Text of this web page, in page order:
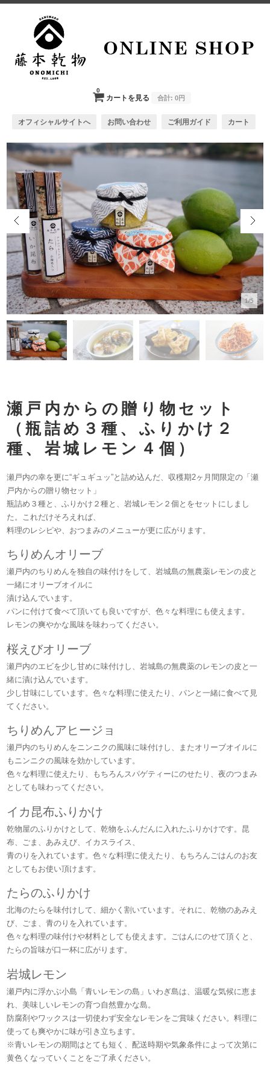
カートを見る
0
合計: 0円
オフィシャルサイトへ お問い合わせ ご利用ガイド カート
1/5
瀬戸内からの贈り物セット
（瓶詰め３種、ふりかけ２
種、岩城レモン４個）
瀬戸内の幸を更に“ギュギュッ”と詰め込んだ、収穫期2ヶ月間限定の「瀬
戸内からの贈り物セット」
瓶詰め３種と、ふりかけ２種と、岩城レモン２個とをセットにしまし
た。これだけそろえれば、
料理のレシピや、おつまみのメニューが更に広がります。
ちりめんオリーブ
瀬戸内のちりめんを独自の味付けをして、岩城島の無農薬レモンの皮と
一緒にオリーブオイルに
漬け込んでいます。
パンに付けて食べて頂いても良いですが、色々な料理にも使えます。
レモンの爽やかな風味を味わってください。
桜えびオリーブ
瀬戸内のエビを少し甘めに味付けし、岩城島の無農薬のレモンの皮と一
緒に漬け込んでいます。
少し甘味にしています。色々な料理に使えたり、パンと一緒に食べて見
てください。
ちりめんアヒージョ
瀬戸内のちりめんをニンニクの風味に味付けし、またオリーブオイルに
もニンニクの風味を効かしています。
色々な料理に使えたり、もちろんスパゲティーにのせたり、夜のつまみ
としても味わってください。
イカ昆布ふりかけ
乾物屋のふりかけとして、乾物をふんだんに入れたふりかけです。昆
布、ごま、あみえび、イカスライス、
青のりを入れています。色々な料理に使えたり、もちろんごはんのお友
としてもお使い頂けます。
たらのふりかけ
北海のたらを味付けして、細かく割いています。それに、乾物のあみえ
び、ごま、青のりを入れています。
色々な料理の味付けや材料としても使えます。ごはんにのせて頂くと、
たらの旨味が口一杯に広がります。
岩城レモン
瀬戸内に浮かぶ小島「青いレモンの島」いわぎ島は、温暖な気候に恵ま
れ、美味しいレモンの育つ自然豊かな島。
防腐剤やワックスは一切使わず安全なレモンをご賞味ください。料理に
使っても爽やかに味が引き立ちます。
※青いレモンの期間はとても短く、配送時期や気象条件によって次第に
黄色くなっていくことをご了承ください。